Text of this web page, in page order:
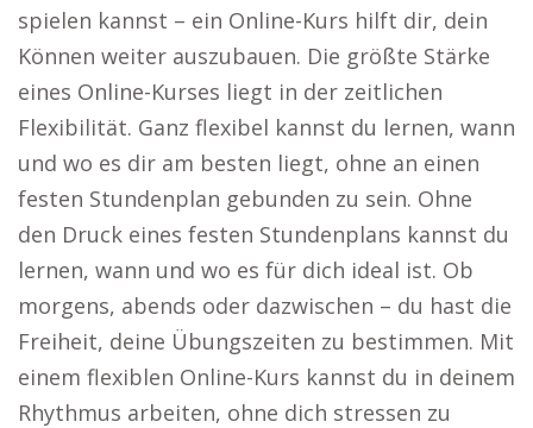
spielen kannst – ein Online-Kurs hilft dir, dein
Können weiter auszubauen. Die größte Stärke
eines Online-Kurses liegt in der zeitlichen
Flexibilität. Ganz flexibel kannst du lernen, wann
und wo es dir am besten liegt, ohne an einen
festen Stundenplan gebunden zu sein. Ohne
den Druck eines festen Stundenplans kannst du
lernen, wann und wo es für dich ideal ist. Ob
morgens, abends oder dazwischen – du hast die
Freiheit, deine Übungszeiten zu bestimmen. Mit
einem flexiblen Online-Kurs kannst du in deinem
Rhythmus arbeiten, ohne dich stressen zu